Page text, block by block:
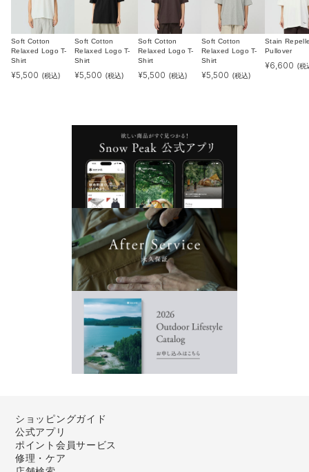
Soft Cotton
Relaxed Logo T-
Shirt
¥5,500 (税込)
Soft Cotton
Relaxed Logo T-
Shirt
¥5,500 (税込)
Soft Cotton
Relaxed Logo T-
Shirt
¥5,500 (税込)
Soft Cotton
Relaxed Logo T-
Shirt
¥5,500 (税込)
Stain
Pullover
¥6,600 (税
ショッピングガイド
公式アプリ
ポイント会員サービス
修理・ケア